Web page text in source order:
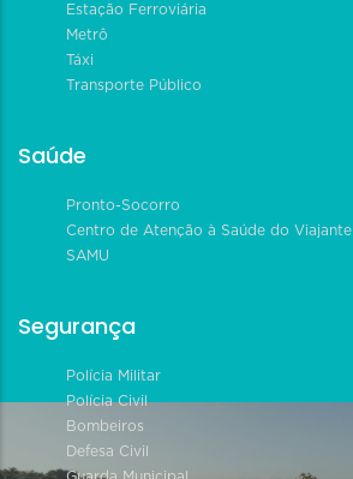
Estação Ferroviária
Metrô
Táxi
Transporte Público
Saúde
Pronto-Socorro
Centro de Atenção à Saúde do Viajante
SAMU
Segurança
Polícia Militar
Polícia Civil
Bombeiros
Defesa Civil